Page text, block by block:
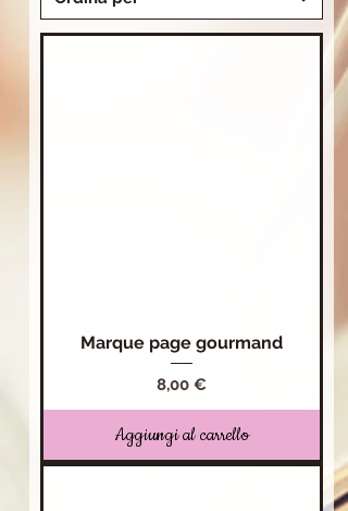
Marque page gourmand
Prezzo
8,00 €
Aggiungi al carrello